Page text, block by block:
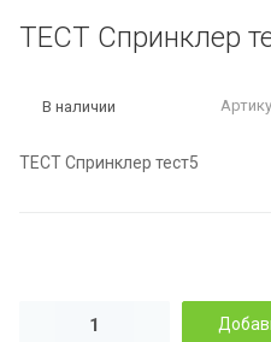
ТЕСТ Спринклер
В наличии
ТЕСТ Спринклер тест5